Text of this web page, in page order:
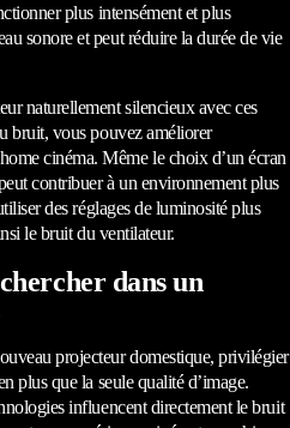
plus intensément et plus
sonore et peut réduire la durée de vie
naturellement silencieux avec ces
bruit, vous pouvez améliorer
cinéma. Même le choix d’un écran
contribuer à un environnement plus
des réglages de luminosité plus
le bruit du ventilateur.
dans un
projecteur domestique, privilégier
plus que la seule qualité d’image.
influencent directement le bruit